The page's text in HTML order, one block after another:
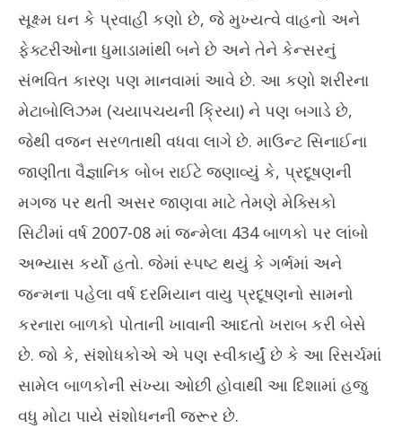
સૂક્ષ્મ ઘન કે પ્રવાહી કણો છે, જે મુખ્યત્વે વાહનો અને
ફેક્ટરીઓના ધુમાડામાંથી બને છે અને તેને કેન્સરનું
સંભવિત કારણ પણ માનવામાં આવે છે. આ કણો શરીરના
મેટાબોલિઝમ (ચયાપચયની ક્રિયા) ને પણ બગાડે છે,
જેથી વજન સરળતાથી વધવા લાગે છે. માઉન્ટ સિનાઈના
જાણીતા વૈજ્ઞાનિક બોબ રાઈટે જણાવ્યું કે, પ્રદૂષણની
મગજ પર થતી અસર જાણવા માટે તેમણે મેક્સિકો
સિટીમાં વર્ષ 2007-08 માં જન્મેલા 434 બાળકો પર લાંબો
અભ્યાસ કર્યો હતો. જેમાં સ્પષ્ટ થયું કે ગર્ભમાં અને
જન્મના પહેલા વર્ષ દરમિયાન વાયુ પ્રદૂષણનો સામનો
કરનારા બાળકો પોતાની ખાવાની આદતો ખરાબ કરી બેસે
છે. જો કે, સંશોધકોએ એ પણ સ્વીકાર્યું છે કે આ રિસર્ચમાં
સામેલ બાળકોની સંખ્યા ઓછી હોવાથી આ દિશામાં હજુ
વધુ મોટા પાયે સંશોધનની જરૂર છે.